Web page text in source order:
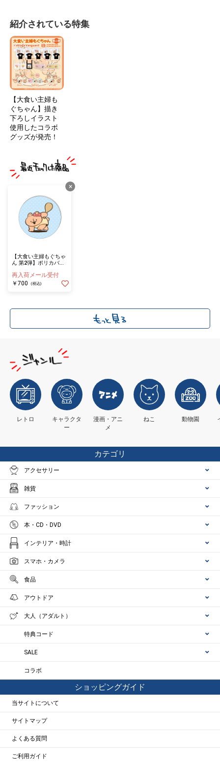
紹介されている特集
【大食い主婦も
ぐちゃん】描き
下ろしイラスト
使用したコラボ
グッズが発売！
×
【大食い主婦もぐちゃ
ん 第2弾】ポリカバッ
再入荷メール受付
￥700
(税込)
レトロ
キャラクタ
ー
漫画・アニ
メ
ねこ 動物園
カテゴリ
アクセサリー
雑貨
ファッション
本・CD・DVD
インテリア・時計
スマホ・カメラ
食品
アウトドア
大人（アダルト）
特典コード
SALE
コラボ
ショッピングガイド
当サイトについて
サイトマップ
よくある質問
ご利用ガイド